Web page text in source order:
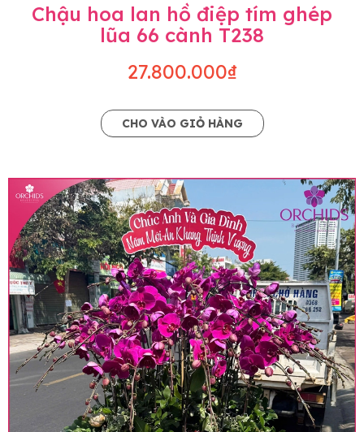
Chậu hoa lan hồ điệp tím ghép
lũa 66 cành T238
27.800.000₫
CHO VÀO GIỎ HÀNG